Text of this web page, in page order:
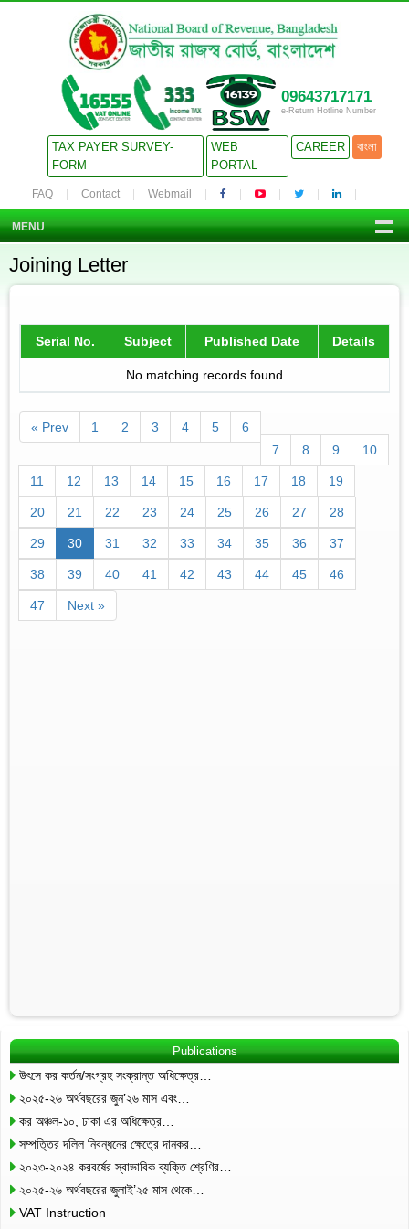
09643717171
e-Return Hotline Number
TAX PAYER SURVEY-
FORM
WEB
PORTAL
CAREER বাংলা
FAQ Contact Webmail
MENU
Joining Letter
Serial No. Subject Published Date Details
No matching records found
« Prev 1 2 3 4 5
6
7
8 9 10
11 12 13 14 15 16 17 18 19
20 21 22 23 24 25 26 27 28
29 30 31 32 33 34 35 36 37
38 39 40 41 42 43 44 45 46
47 Next »
Publications
উৎসে কর কর্তন/সংগ্রহ সংক্রান্ত অধিক্ষেত্র…
২০২৫-২৬ অর্থবছরের জুন’২৬ মাস এবং…
কর অঞ্চল-১০, ঢাকা এর অধিক্ষেত্র…
সম্পত্তির দলিল নিবন্ধনের ক্ষেত্রে দানকর…
২০২৩-২০২৪ করবর্ষের স্বাভাবিক ব্যক্তি শ্রেণির…
২০২৫-২৬ অর্থবছরের জুলাই’২৫ মাস থেকে…
VAT Instruction